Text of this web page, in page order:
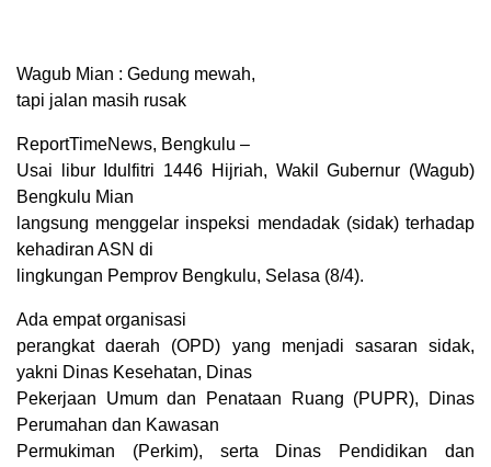
Wagub Mian : Gedung mewah,
tapi jalan masih rusak
ReportTimeNews, Bengkulu –
Usai libur Idulfitri 1446 Hijriah, Wakil Gubernur (Wagub)
Bengkulu Mian
langsung menggelar inspeksi mendadak (sidak) terhadap
kehadiran ASN di
lingkungan Pemprov Bengkulu, Selasa (8/4).
Ada empat organisasi
perangkat daerah (OPD) yang menjadi sasaran sidak,
yakni Dinas Kesehatan, Dinas
Pekerjaan Umum dan Penataan Ruang (PUPR), Dinas
Perumahan dan Kawasan
Permukiman (Perkim), serta Dinas Pendidikan dan